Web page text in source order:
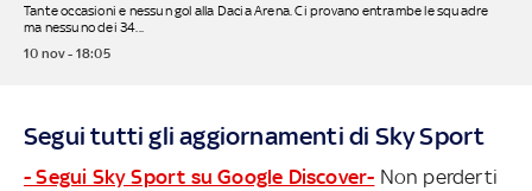
Tante occasioni e nessun gol alla Dacia Arena. Ci provano entrambe le squadre
ma nessuno dei 34...
10 nov - 18:05
Segui tutti gli aggiornamenti di Sky Sport
- Segui Sky Sport su Google Discover- Non perderti